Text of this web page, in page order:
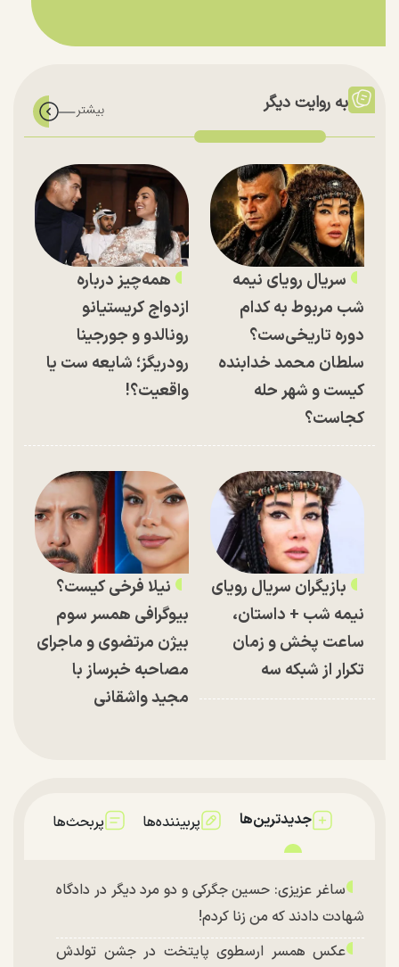
به روایت دیگر
سریال رویای نیمه
شب مربوط به کدام
دوره تاریخی‌ست؟
سلطان محمد خدابنده
کیست و شهر حله
کجاست؟
همه‌چیز درباره
ازدواج کریستیانو
رونالدو و جورجینا
رودریگز؛ شایعه ست یا
واقعیت؟!
بازیگران سریال رویای
نیمه شب + داستان،
ساعت پخش و زمان
تکرار از شبکه سه
نیلا فرخی کیست؟
بیوگرافی همسر سوم
بیژن مرتضوی و ماجرای
مصاحبه خبرساز با
مجید واشقانی
جدیدترین‌ها پربیننده‌ها پربحث‌ها
ساغر عزیزی: حسین جگرکی و دو مرد دیگر در دادگاه
شهادت دادند که من زنا کردم!
عکس همسر ارسطوی پایتخت در جشن تولدش